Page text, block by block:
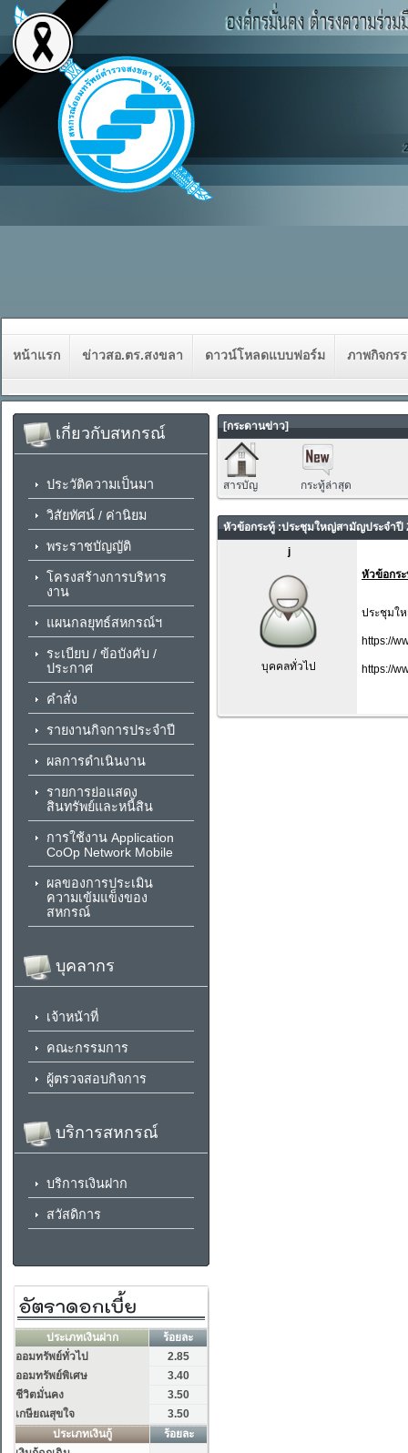
หน้าแรก ข่าวสอ.ตร.สงขลา ดาวน์โหลดแบบฟอร์ม ภาพกิจกร
[กระดานข่าว]
สารบัญ กระทู้ล่าสุด
หัวข้อกระทู้ :ประชุมใหญ่สามัญประจำปี
j
บุคคลทั่วไป
หัวข้อกร
ประชุมใ
https://
https://
เกี่ยวกับสหกรณ์
ประวัติความเป็นมา
วิสัยทัศน์ / ค่านิยม
พระราชบัญญัติ
โครงสร้างการบริหาร
งาน
แผนกลยุทธ์สหกรณ์ฯ
ระเบียบ / ข้อบังคับ /
ประกาศ
คำสั่ง
รายงานกิจการประจำปี
ผลการดำเนินงาน
รายการย่อแสดง
สินทรัพย์และหนี้สิน
การใช้งาน Application
CoOp Network Mobile
ผลของการประเมิน
ความเข้มแข็งของ
สหกรณ์
บุคลากร
เจ้าหน้าที่
คณะกรรมการ
ผู้ตรวจสอบกิจการ
บริการสหกรณ์
บริการเงินฝาก
สวัสดิการ